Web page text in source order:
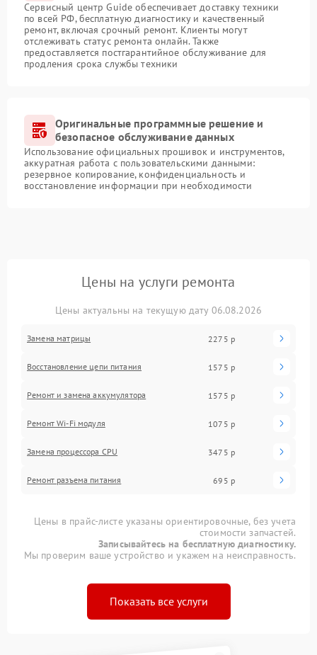
Сервисный центр Guide обеспечивает доставку техники
по всей РФ, бесплатную диагностику и качественный
ремонт, включая срочный ремонт. Клиенты могут
отслеживать статус ремонта онлайн. Также
предоставляется постгарантийное обслуживание для
продления срока службы техники
Оригинальные программные решение и
безопасное обслуживание данных
Использование официальных прошивок и инструментов,
аккуратная работа с пользовательскими данными:
резервное копирование, конфиденциальность и
восстановление информации при необходимости
Цены на услуги ремонта
Цены актуальны на текущую дату 06.08.2026
Замена матрицы 2275 р
Восстановление цепи питания 1575 р
Ремонт и замена аккумулятора 1575 р
Ремонт Wi-Fi модуля 1075 р
Замена процессора CPU 3475 р
Ремонт разъема питания 695 р
Цены в прайс-листе указаны ориентировочные, без учета
стоимости запчастей.
Записывайтесь на бесплатную диагностику.
Мы проверим ваше устройство и укажем на неисправность.
Показать все услуги